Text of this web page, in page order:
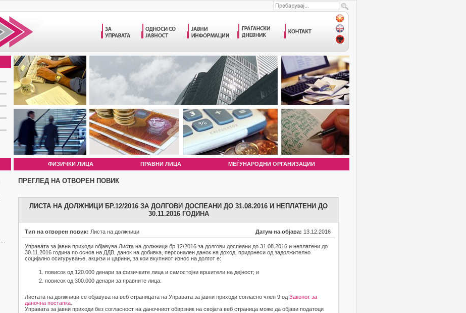
ФИЗИЧКИ ЛИЦА ПРАВНИ ЛИЦА МЕЃУНАРОДНИ ОРГАНИЗАЦИИ
ПРЕГЛЕД НА ОТВОРЕН ПОВИК
ЛИСТА НА ДОЛЖНИЦИ БР.12/2016 ЗА ДОЛГОВИ ДОСПЕАНИ ДО 31.08.2016 И НЕПЛАТЕНИ ДО
30.11.2016 ГОДИНА
Тип на отворен повик: Листа на должници Датум на објава: 13.12.2016
Управата за јавни приходи објавува Листа на должници бр.12/2016 за долгови доспеани до 31.08.2016 и неплатени до
30.11.2016 година по основ на ДДВ, данок на добивка, персонален данок на доход, придонеси од задолжително
социјално осигурување, акцизи и царини, за кои вкупниот износ на долгот е:
повисок од 120.000 денари за физичките лица и самостојни вршители на дејност; и
повисок од 300.000 денари за правните лица.
Листата на должници се објавува на веб страницата на Управата за јавни приходи согласно член 9 од Законот за
даночна постапка
Управата за јавни приходи без согласност на даночниот обврзник на својата веб страница може да објави податоци